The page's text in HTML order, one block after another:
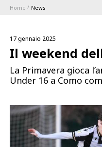
1896
Serie A
Coppa Italia
Home News
17 gennaio 2025
Il weekend
La Primavera gioca
Under 16 a Como